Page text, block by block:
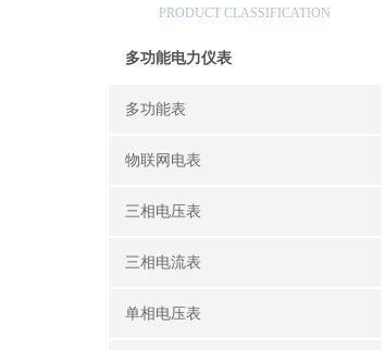
PRODUCT CLASSIFICATION
多功能电力仪表
多功能表
物联网电表
三相电压表
三相电流表
单相电压表